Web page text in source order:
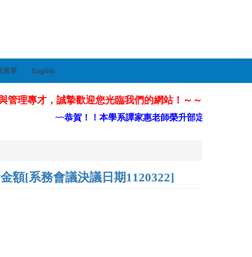
表單 English
管理專才，誠摯歡迎您光臨我們的網站！～～
~~恭賀！！本學系譚家惠老師榮升部定副教授~~
額[系務會議決議日期1120322]